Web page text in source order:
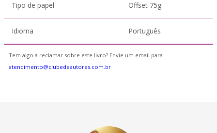
Tipo de papel Offset 75g
Idioma Português
Tem algo a reclamar sobre este livro? Envie um email para
atendimento@clubedeautores.com.br